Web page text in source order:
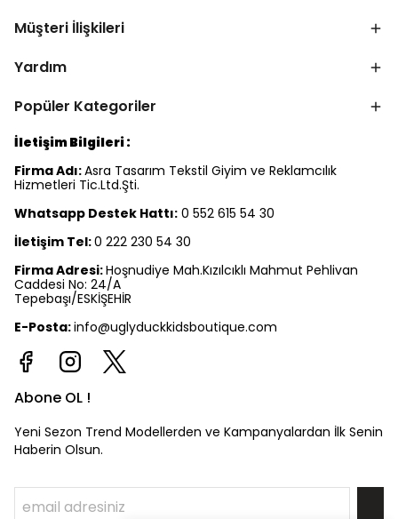
Müşteri İlişkileri
Yardım
Popüler Kategoriler
İletişim Bilgileri :
Firma Adı:Asra Tasarım Tekstil Giyim ve Reklamcılık
Hizmetleri Tic.Ltd.Şti.
Whatsapp Destek Hattı: 0 552 615 54 30
İletişim Tel:0 222 230 54 30
Firma Adresi:Hoşnudiye Mah.Kızılcıklı Mahmut Pehlivan
Caddesi No: 24/A
Tepebaşı/ESKİŞEHİR
E-Posta:info@uglyduckkidsboutique.com
Abone OL !
Yeni Sezon Trend Modellerden ve Kampanyalardan İlk Senin
Haberin Olsun.